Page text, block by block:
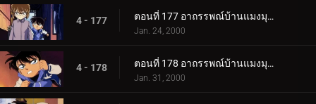
4 - 177 ตอนที่ 177 อาถรรพณ์บ้านแมงมุมที่ทตโทริ (ภาคคดี)
Jan. 24, 2000
4 - 178 ตอนที่ 178 อาถรรพณ์บ้านแมงมุมที่ทตโทริ (ภาคสงสัย)
Jan. 31, 2000